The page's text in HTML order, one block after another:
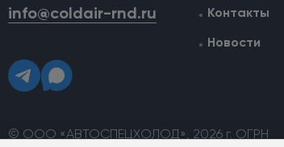
info@coldair-rnd.ru Контакты
Новости
© ООО «АВТОСПЕЦХОЛОД», 2026 г. ОГРН